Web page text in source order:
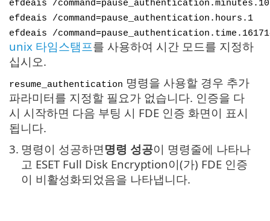
efdeais /command=pause_authentication.minutes.10
efdeais /command=pause_authentication.hours.1
efdeais /
unix 타임스탬프를 사용하여 시간 모드를 지정하
십시오.
resume_authentication 명령을 사용할 경우 추가
파라미터를 지정할 필요가 없습니다. 인증을 다
시 시작하면 다음 부팅 시 FDE 인증 화면이 표시
됩니다.
3. 명령이 성공하면 명령 성공이 명령줄에 나타나
고 ESET Full Disk Encryption이(가) FDE 인증
이 비활성화되었음을 나타냅니다.